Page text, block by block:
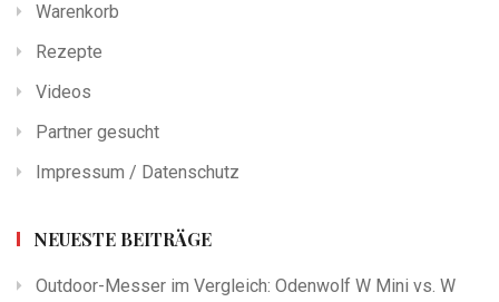
Warenkorb
Rezepte
Videos
Partner gesucht
Impressum / Datenschutz
NEUESTE BEITRÄGE
Outdoor-Messer im Vergleich: Odenwolf W Mini vs. W